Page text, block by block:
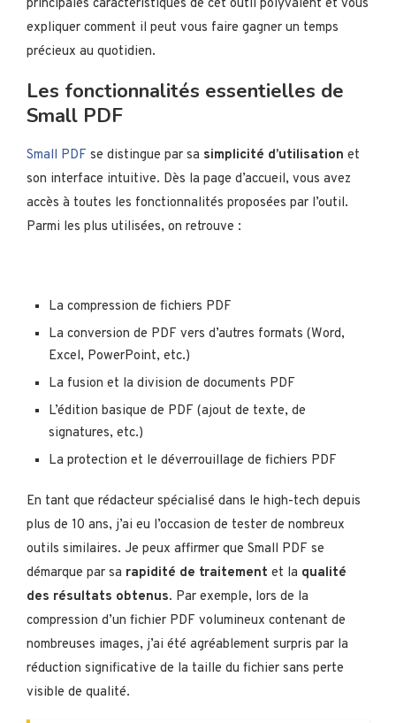
principales caractéristiques de cet outil polyvalent et vous
expliquer comment il peut vous faire gagner un temps
précieux au quotidien.
Les fonctionnalités essentielles de
Small PDF
Small PDF se distingue par sa simplicité d’utilisation et
son interface intuitive. Dès la page d’accueil, vous avez
accès à toutes les fonctionnalités proposées par l’outil.
Parmi les plus utilisées, on retrouve :
La compression de fichiers PDF
La conversion de PDF vers d’autres formats (Word,
Excel, PowerPoint, etc.)
La fusion et la division de documents PDF
L’édition basique de PDF (ajout de texte, de
signatures, etc.)
La protection et le déverrouillage de fichiers PDF
En tant que rédacteur spécialisé dans le high-tech depuis
plus de 10 ans, j’ai eu l’occasion de tester de nombreux
outils similaires. Je peux affirmer que Small PDF se
démarque par sa rapidité de traitement et la qualité
des résultats obtenus. Par exemple, lors de la
compression d’un fichier PDF volumineux contenant de
nombreuses images, j’ai été agréablement surpris par la
réduction significative de la taille du fichier sans perte
visible de qualité.